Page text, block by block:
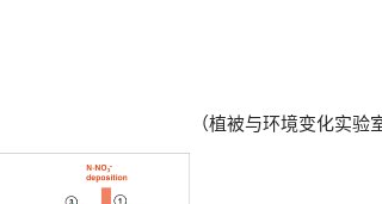
（植被与环境变化实验